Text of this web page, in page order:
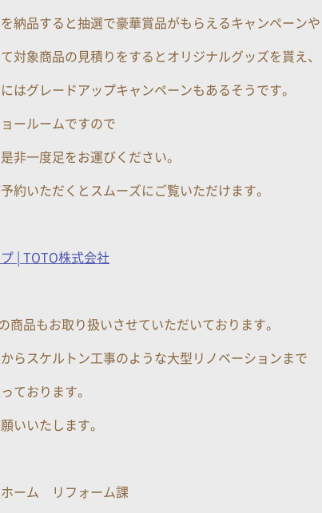
納品すると抽選で豪華賞品がもらえるキャンペーンや
対象商品の見積りをするとオリジナルグッズを貰え、
はグレードアップキャンペーンもあるそうです。
ールームですので
非一度足をお運びください。
約いただくとスムーズにご覧いただけます。
| TOTO株式会社
商品もお取り扱いさせていただいております。
らスケルトン工事のような大型リノベーションまで
ております。
いいたします。
ーム リフォーム課